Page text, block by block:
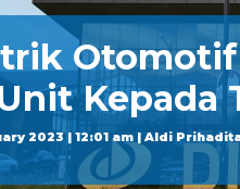
Otomotif
Kepada
2023 | 12:01 am | Aldi